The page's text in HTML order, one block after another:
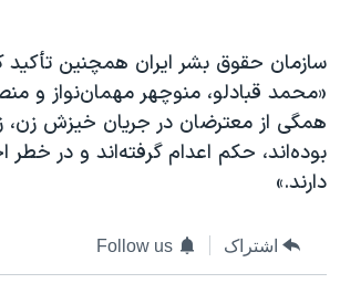
سازمان حقوق بشر ایران همچنین
«محمد قبادلو، منوچهر مهمان‌نواز و
همگی از معترضان در جریان خیزش زن،
بوده‌اند، حکم اعدام گرفته‌اند و در خطر
دارند.»
اشتراک Follow us